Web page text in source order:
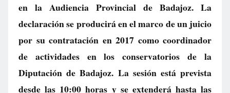
en la Audiencia Provincial de Badajoz. La
declaración se producirá en el marco de un juicio
por su contratación en 2017 como coordinador
de actividades en los conservatorios de la
Diputación de Badajoz. La sesión está prevista
desde las 10:00 horas y se extenderá hasta las